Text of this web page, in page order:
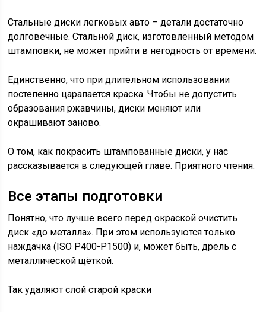
Стальные диски легковых авто – детали достаточно
долговечные. Стальной диск, изготовленный методом
штамповки, не может прийти в негодность от времени.
Единственно, что при длительном использовании
постепенно царапается краска. Чтобы не допустить
образования ржавчины, диски меняют или
окрашивают заново.
О том, как покрасить штампованные диски, у нас
рассказывается в следующей главе. Приятного чтения.
Все этапы подготовки
Понятно, что лучше всего перед окраской очистить
диск «до металла». При этом используются только
наждачка (ISO P400-P1500) и, может быть, дрель с
металлической щёткой.
Так удаляют слой старой краски